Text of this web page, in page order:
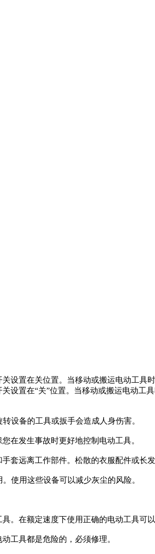
设置在关位置。当移动或搬运电动工
设置在“关”位置。当移动或搬运电动
设备的工具或扳手会造成人身伤害。
在发生事故时更好地控制电动工具。
套远离工作部件。松散的衣服配件或长
使用这些设备可以减少灰尘的风险。
。在额定速度下使用正确的电动工具可
工具都是危险的，必须修理。